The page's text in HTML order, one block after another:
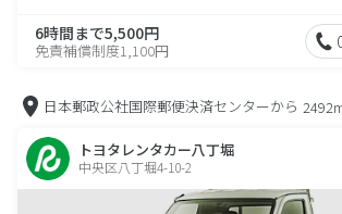
6時間まで5,500円
免責補償制度1,100円
日本郵政公社国際郵便決済センターから
トヨタレンタカー八丁堀
中央区八丁堀4-10-2